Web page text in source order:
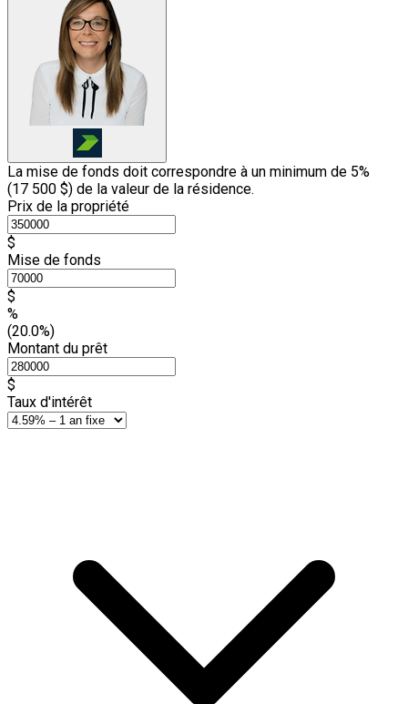
La mise de fonds doit correspondre à un minimum de 5%
(17 500 $) de la valeur de la résidence.
Prix de la propriété
$
Mise de fonds
$
%
(20.0%)
Montant du prêt
$
Taux d'intérêt